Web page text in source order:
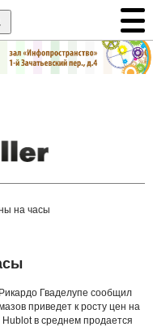
на часы
Гваделупе сообщил
приведет к росту цен на
в среднем продается